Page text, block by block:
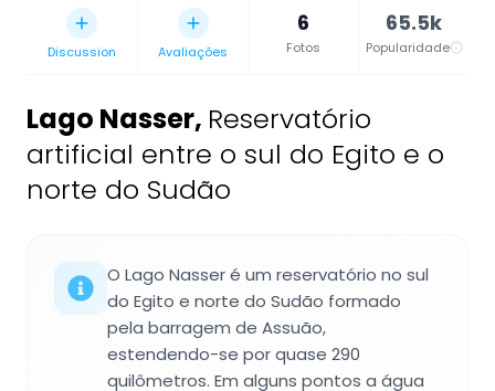
Discussion Avaliações
6
Fotos
65.5k
Popularidade
Lago Nasser, Reservatório
artificial entre o sul do Egito e o
norte do Sudão
O Lago Nasser é um reservatório no sul
do Egito e norte do Sudão formado
pela barragem de Assuão,
estendendo-se por quase 290
quilômetros. Em alguns pontos a água